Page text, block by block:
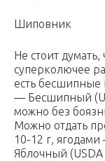
Шиповник
Не стоит
суперколючее
есть
— Бесшипный
можно без
Можно отдать
10-12 г,
Яблочный (USDA